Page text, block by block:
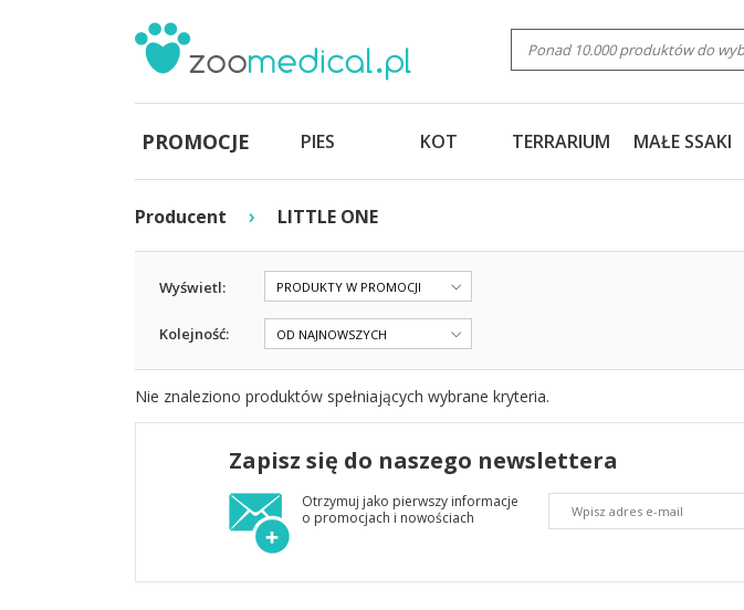
PROMOCJE PIES KOT TERRARIUM MAŁE SSAKI
Producent › LITTLE ONE
Wyświetl: PRODUKTY W PROMOCJI
Kolejność: OD NAJNOWSZYCH
Nie znaleziono produktów spełniających wybrane kryteria.
Zapisz się do naszego newslettera
Otrzymuj jako pierwszy informacje
o promocjach i nowościach